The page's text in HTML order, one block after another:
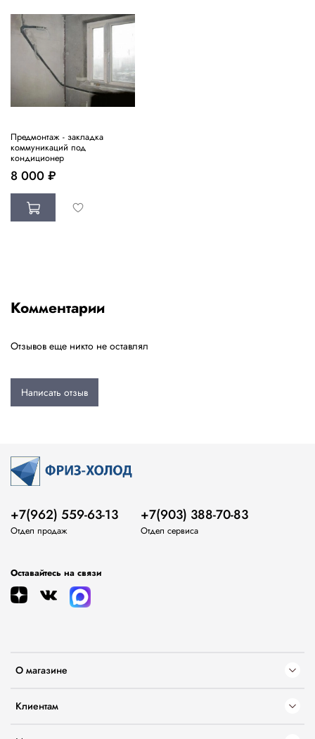
Предмонтаж - закладка
коммуникаций под
кондиционер
8 000 ₽
Комментарии
Отзывов еще никто не оставлял
Написать отзыв
О магазине
Клиентам
+7(962) 559-63-13
Отдел продаж
+7(903) 388-70-83
Отдел сервиса
Оставайтесь на связи